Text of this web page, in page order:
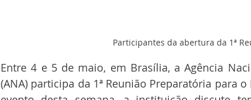
Participantes da abertura da 1ª
Entre 4 e 5 de maio, em Brasília, a Agência
(ANA) participa da 1ª Reunião Preparatória para